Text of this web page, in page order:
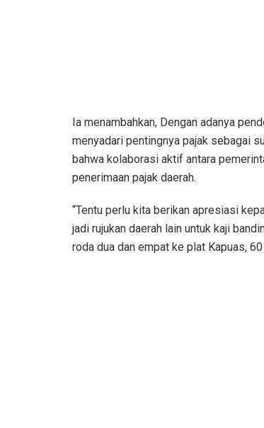
Ia menambahkan, Dengan adanya
menyadari pentingnya pajak sebagai
bahwa kolaborasi aktif antara
penerimaan pajak daerah.
“Tentu perlu kita berikan apresiasi
jadi rujukan daerah lain untuk kaji
roda dua dan empat ke plat Kapuas,